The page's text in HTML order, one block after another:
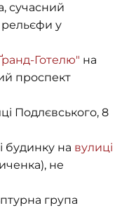
сучасний
рельєфи у
Готелю" на
проспект
Подлєвського, 8
будинку на вулиці
не
група